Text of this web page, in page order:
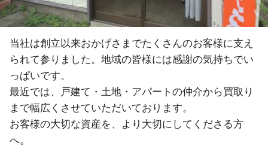
当社は創立以来おかげさまでたくさんのお客様に支え
られて参りました。地域の皆様には感謝の気持ちでい
っぱいです。
最近では、戸建て・土地・アパートの仲介から買取り
まで幅広くさせていただいております。
お客様の大切な資産を、より大切にしてくださる方
へ。